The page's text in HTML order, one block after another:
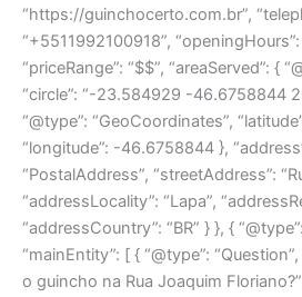
“https://guinchocerto.com.br”,
“+5511992100918”,
“priceRange”: “$$”, “areaServed”: {
“circle”: “-23.584929 -46.6758844
“@type”: “GeoCoordinates”,
“longitude”: -46.6758844 },
“PostalAddress”, “streetAddress”:
“addressLocality”: “Lapa”,
“addressCountry”: “BR” } }, {
“mainEntity”: [ { “@type”:
o guincho na Rua Joaquim